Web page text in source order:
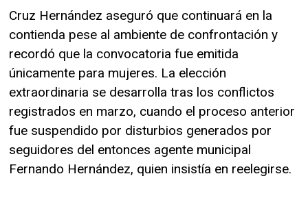
Cruz Hernández aseguró que continuará en la
contienda pese al ambiente de confrontación y
recordó que la convocatoria fue emitida
únicamente para mujeres. La elección
extraordinaria se desarrolla tras los conflictos
registrados en marzo, cuando el proceso anterior
fue suspendido por disturbios generados por
seguidores del entonces agente municipal
Fernando Hernández, quien insistía en reelegirse.